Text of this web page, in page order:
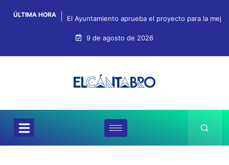
ÚLTIMA HORA El Ayuntamiento aprueba el proyecto para la
9 de agosto de 2026